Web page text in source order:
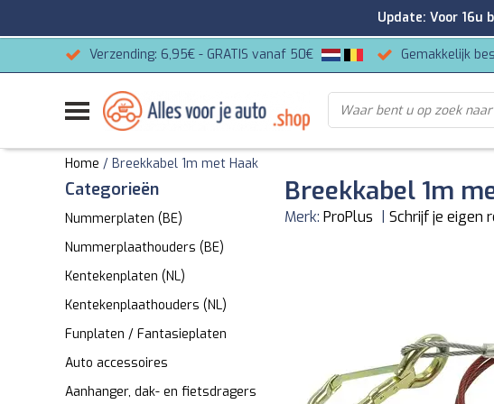
Verzending: 6,95€ - GRATIS vanaf 50€ Gemakkelijk
Home / Breekkabel 1m met Haak
Categorieën
Nummerplaten (BE)
Nummerplaathouders (BE)
Kentekenplaten (NL)
Kentekenplaathouders (NL)
Funplaten / Fantasieplaten
Auto accessoires
Aanhanger, dak- en fietsdragers
Breekkabel 1m
Merk: ProPlus Schrijf je eigen
Update: Voor 16u